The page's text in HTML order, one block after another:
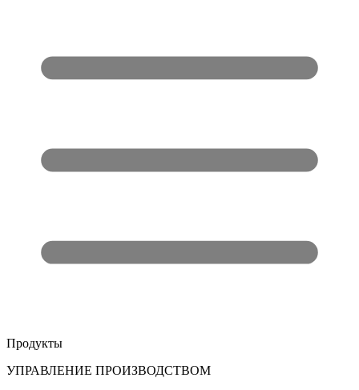
Продукты
УПРАВЛЕНИЕ ПРОИЗВОДСТВОМ